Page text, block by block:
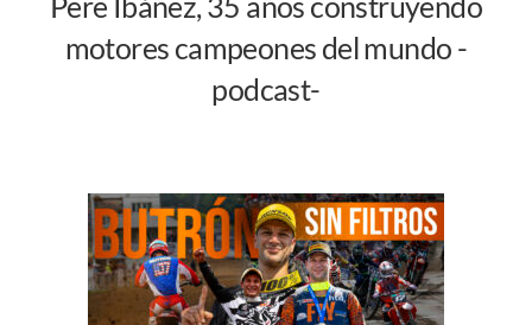
motores campeones del mundo -
podcast-